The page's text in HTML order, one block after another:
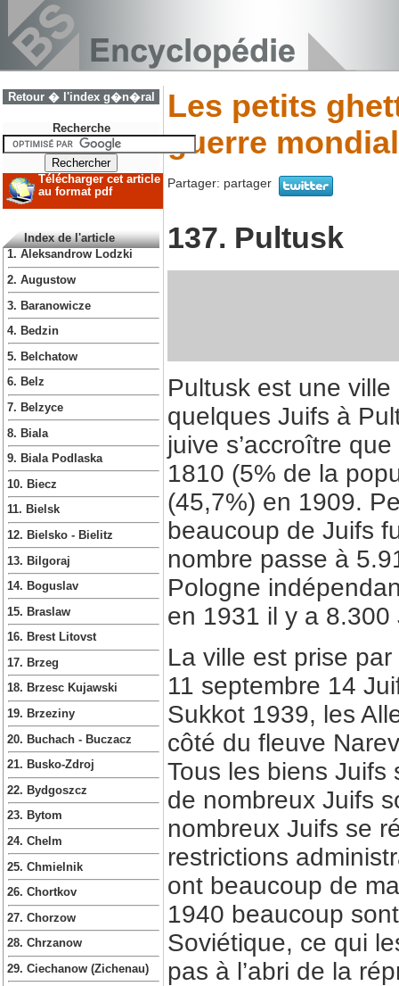
Retour � l'index g�n�ral
Recherche
Télécharger cet article
au format pdf
Index de l'article
1. Aleksandrow Lodzki
2. Augustow
3. Baranowicze
4. Bedzin
5. Belchatow
6. Belz
7. Belzyce
8. Biala
9. Biala Podlaska
10. Biecz
11. Bielsk
12. Bielsko - Bielitz
13. Bilgoraj
14. Boguslav
15. Braslaw
16. Brest Litovst
17. Brzeg
18. Brzesc Kujawski
19. Brzeziny
20. Buchach - Buczacz
21. Busko-Zdroj
22. Bydgoszcz
23. Bytom
24. Chelm
25. Chmielnik
26. Chortkov
27. Chorzow
28. Chrzanow
29. Ciechanow (Zichenau)
Les petits
guerre
Partager: partager
137. Pultusk
Pultusk est une
quelques Juifs à
juive s’accroître
1810 (5% de la
(45,7%) en 1909.
beaucoup de Juifs
nombre passe à
Pologne
en 1931 il y a
La ville est prise
11 septembre 14
Sukkot 1939, les
côté du fleuve
Tous les biens Juifs
de nombreux Juifs
nombreux Juifs se
restrictions
ont beaucoup de
1940 beaucoup
Soviétique, ce qui
pas à l’abri de la